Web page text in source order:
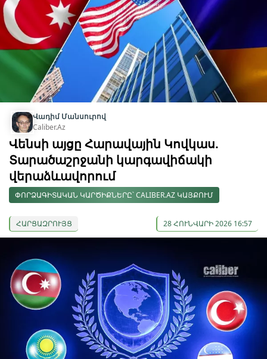
Վադիմ Մանսուրով
Caliber.Az
Վենսի այցը Հարավային Կովկաս.
Տարածաշրջանի կարգավիճակի
վերաձևավորում
ՓՈՐՁԱԳԻՏԱԿԱՆ ԿԱՐԾԻՔՆԵՐԸ՝ CALIBER.AZ ԿԱՅՔՈՒՄ
ՀԱՐՑԱԶՐՈՒՅՑ 28 ՀՈՒՆՎԱՐԻ 2026 16:57